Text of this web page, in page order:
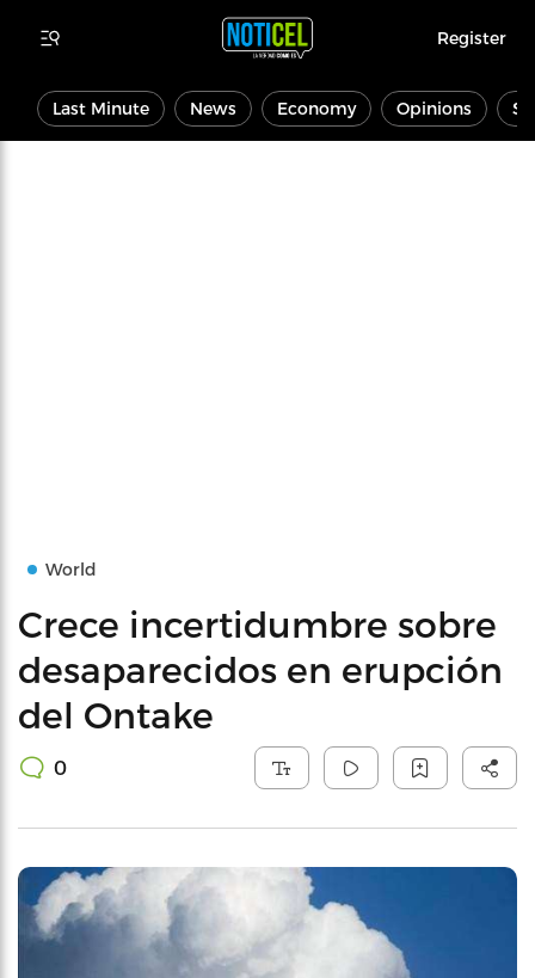
Register
Last Minute News Economy Opinions
World
Crece incertidumbre sobre
desaparecidos en erupción
del Ontake
0